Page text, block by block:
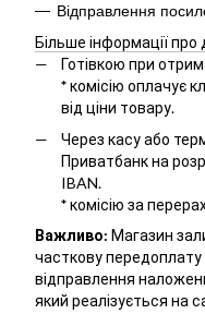
Відправлення
Більше інформації про
Готівкою при
*комісію оплачує
від ціни товару.
Через касу або
Приватбанк на
IBAN.
*комісію за
Важливо: Магазин
часткову передоплату
відправлення
який реалізується на